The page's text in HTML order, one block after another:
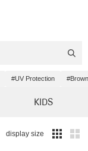
#UV Protection #Brown
KIDS
display size